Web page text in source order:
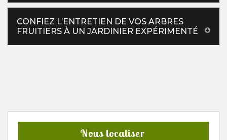
CONFIEZ L’ENTRETIEN DE VOS ARBRES
FRUITIERS À UN JARDINIER EXPÉRIMENTÉ
Nous localiser